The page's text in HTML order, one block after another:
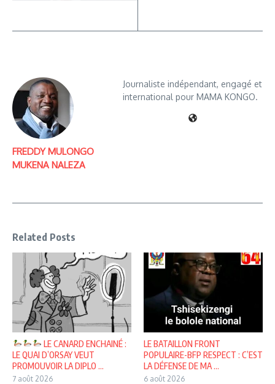
FREDDY MULONGO
MUKENA NALEZA
Journaliste indépendant, engagé et
international pour MAMA KONGO.
Related Posts
LE CANARD ENCHAINÉ :
LE QUAI D’ORSAY VEUT
PROMOUVOIR LA DIPLO ...
7 août 2026
LE BATAILLON FRONT
POPULAIRE-BFP RESPECT : C’EST
LA DÉFENSE DE MA ...
6 août 2026